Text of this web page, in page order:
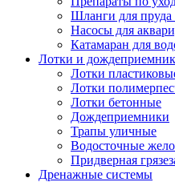
Шланги для
Насосы для
Катамаран для
Лотки и
Лотки
Лотки
Лотки бетонные
Дождеприемники
Трапы уличные
Водосточные
Придверная
Дренажные системы